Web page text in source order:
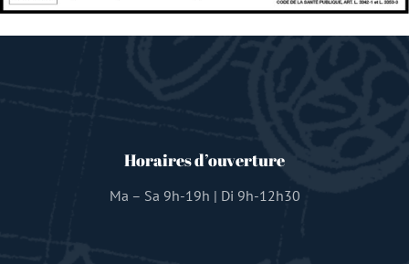
Horaires d’ouverture
Ma – Sa 9h-19h | Di 9h-12h30